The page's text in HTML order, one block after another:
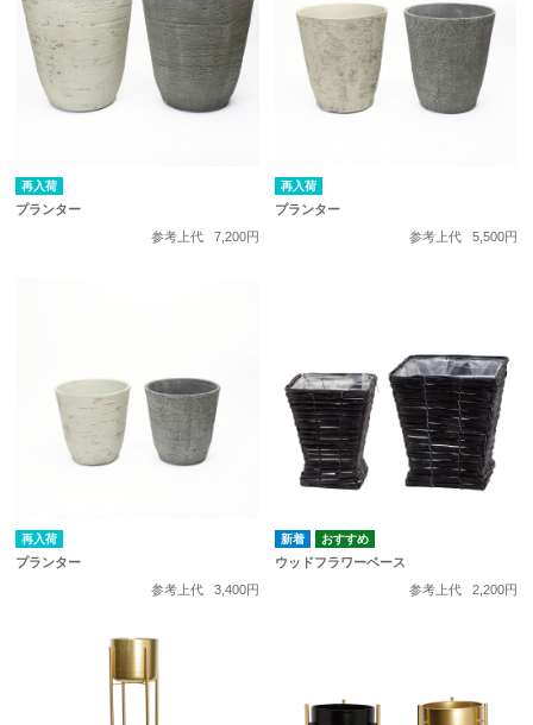
再入荷
プランター
参考上代
7,200円
再入荷
プランター
参考上代
5,500円
再入荷
プランター
参考上代
3,400円
ウッドフラワーベース
参考上代
2,200円